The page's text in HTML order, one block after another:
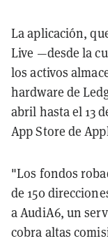
La aplicación,
Live —desde la
los activos
hardware de
abril hasta el 13
App Store de
"Los fondos
de 150
a AudiA6, un
cobra altas